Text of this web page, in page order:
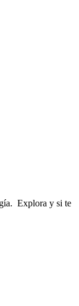
Explora y si te